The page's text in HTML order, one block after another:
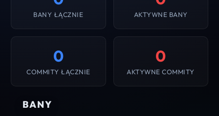
BANY ŁĄCZNIE AKTYWNE BANY
0
COMMITY ŁĄCZNIE
0
AKTYWNE COMMITY
BANY